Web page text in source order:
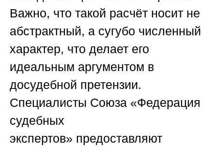
Важно, что такой расчёт носит не
абстрактный, а сугубо численный
характер, что делает его
идеальным аргументом в
досудебной претензии.
Специалисты Союза «Федерация
судебных
экспертов» предоставляют